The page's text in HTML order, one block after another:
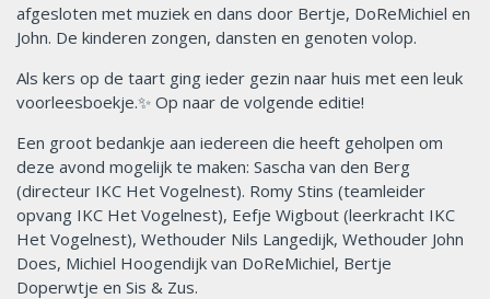
afgesloten met muziek en dans door Bertje, DoReMichiel en
John. De kinderen zongen, dansten en genoten volop.
Als kers op de taart ging ieder gezin naar huis met een leuk
voorleesboekje.✨ Op naar de volgende editie!
Een groot bedankje aan iedereen die heeft geholpen om
deze avond mogelijk te maken: Sascha van den Berg
(directeur IKC Het Vogelnest). Romy Stins (teamleider
opvang IKC Het Vogelnest), Eefje Wigbout (leerkracht IKC
Het Vogelnest), Wethouder Nils Langedijk, Wethouder John
Does, Michiel Hoogendijk van DoReMichiel, Bertje
Doperwtje en Sis & Zus.